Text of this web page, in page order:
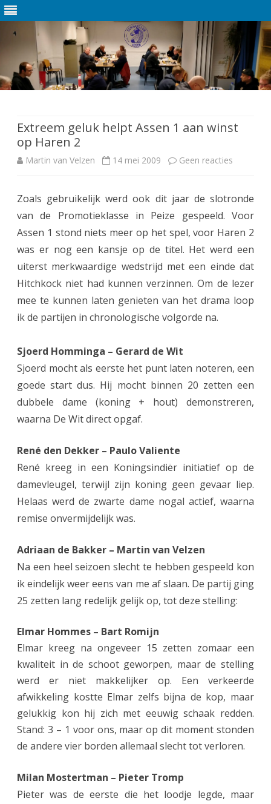
de
inhoud
Extreem geluk helpt Assen 1 aan winst
op Haren 2
Martin van Velzen 14 mei 2009 Geen reacties
E
r
e
e
e
l
A
s
s
n
1
a
n
w
n
Zoals gebruikelijk werd ook dit jaar de slotronde
van de Promotieklasse in Peize gespeeld. Voor
Assen 1 stond niets meer op het spel, voor Haren 2
was er nog een kansje op de titel. Het werd een
uiterst merkwaardige wedstrijd met een einde dat
Hitchkock niet had kunnen verzinnen. Om de lezer
mee te kunnen laten genieten van het drama loop
ik de partijen in chronologische volgorde na.
Sjoerd Homminga – Gerard de Wit
Sjoerd mocht als eerste het punt laten noteren, een
goede start dus. Hij mocht binnen 20 zetten een
dubbele dame (koning + hout) demonstreren,
waarna De Wit direct opgaf.
René den Dekker – Paulo Valiente
René kreeg in een Koningsindiër initiatief op de
damevleugel, terwijl zijn koning geen gevaar liep.
Helaas werd de zwarte dame nogal actief, waarna
remise onvermijdelijk was.
Adriaan de Bakker – Martin van Velzen
Na een heel seizoen slecht te hebben gespeeld kon
ik eindelijk weer eens van me af slaan. De partij ging
25 zetten lang redelijk gelijk op, tot deze stelling:
Elmar Hommes – Bart Romijn
Elmar kreeg na ongeveer 15 zetten zomaar een
kwaliteit in de schoot geworpen, maar de stelling
werd er niet makkelijker op. Een verkeerde
afwikkeling kostte Elmar zelfs bijna de kop, maar
gelukkig kon hij zich met eeuwig schaak redden.
Stand: 3 – 1 voor ons, maar op dit moment stonden
de andere vier borden allemaal slecht tot verloren.
Milan Mostertman – Pieter Tromp
Pieter was de eerste die het loodje legde, maar